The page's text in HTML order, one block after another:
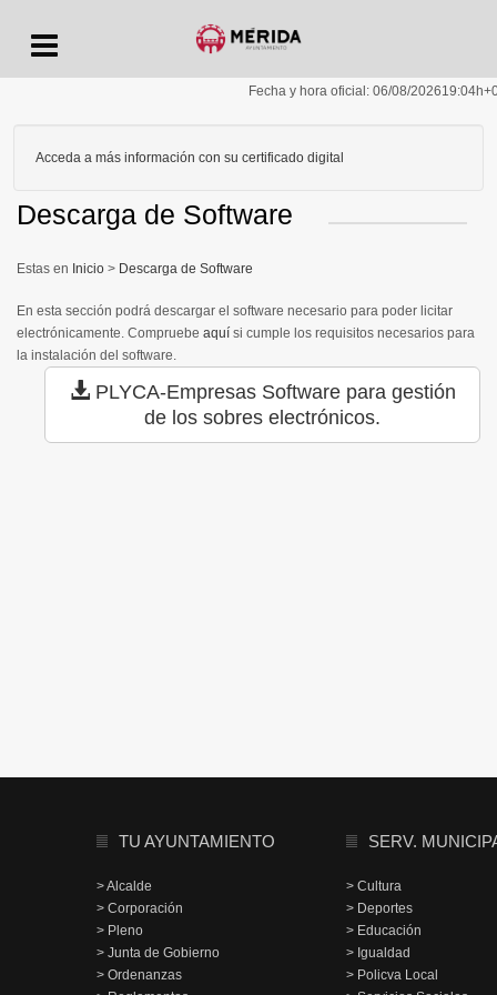
Fecha y hora oficial: 06/08/202619:04h
Acceda a más información con su certificado digital
Inicio > Descarga de Software
Descarga de Software
En esta sección podrá descargar el software necesario para poder licitar
electrónicamente. Compruebe aquí si cumple los requisitos necesarios para
la instalación del software.
PLYCA-Empresas Software para gestión
de los sobres electrónicos.
TU AYUNTAMIENTO
> Alcalde
> Corporación
> Pleno
> Junta de Gobierno
> Ordenanzas
SERV.
> Cultura
> Deportes
> Educación
> Igualdad
> Policva Local